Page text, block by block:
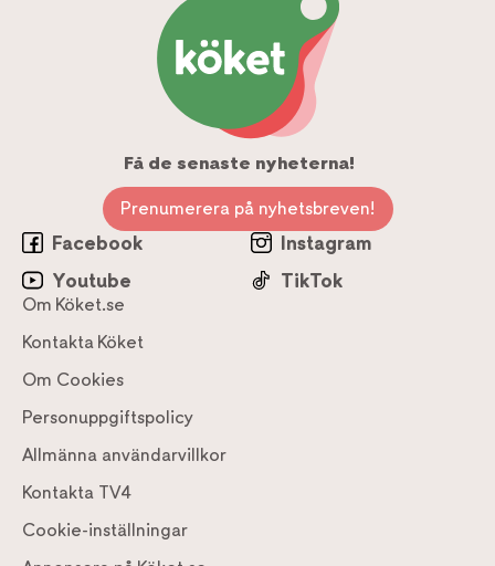
Få de senaste nyheterna!
Prenumerera på nyhetsbreven!
Facebook
Instagram
Youtube
TikTok
Om Köket.se
Kontakta Köket
Om Cookies
Personuppgiftspolicy
Allmänna användarvillkor
Kontakta TV4
Cookie-inställningar